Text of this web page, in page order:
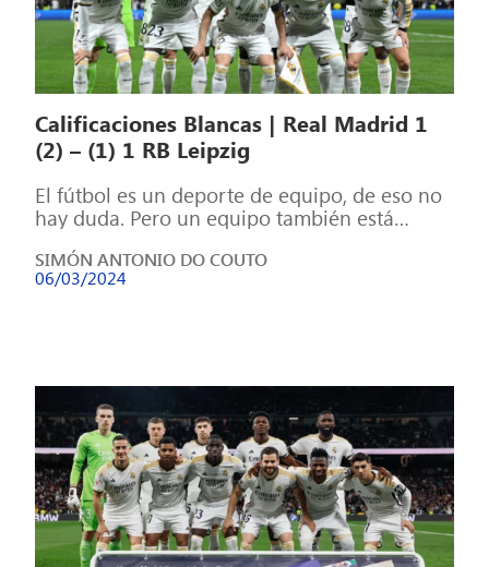
Calificaciones Blancas | Real Madrid 1
(2) – (1) 1 RB Leipzig
El fútbol es un deporte de equipo, de eso no
hay duda. Pero un equipo también está
SIMÓN ANTONIO DO COUTO
06/03/2024